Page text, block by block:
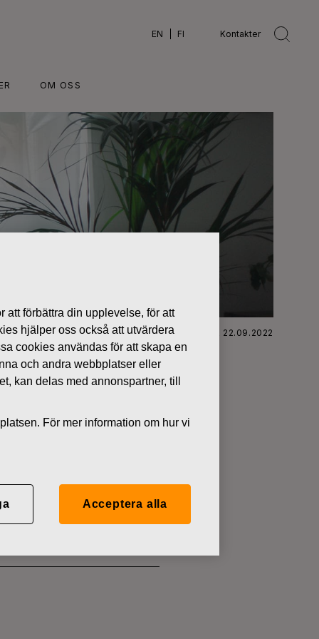
EN FI Kontakter
OM OSS
FISKARS OYJ ABP:S ÅTERKÖP AV EGNA AKTIER 22.09.2022
att förbättra din upplevelse, för att
hjälper oss också att utvärdera
cookies användas för att skapa en
och andra webbplatser eller
kan delas med annonspartner, till
För mer information om hur vi
Acceptera alla